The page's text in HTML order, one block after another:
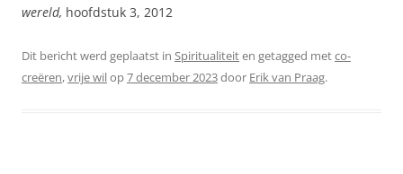
wereld, hoofdstuk 3, 2012
Dit bericht werd geplaatst in Spiritualiteiten getagged metco-
creëren,vrije wilop7 december 2023door Erik van Praag.